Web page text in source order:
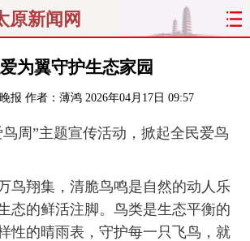
原新闻网
聚焦 太原
关注 文明 出行
曝光 综合 专题
理财 政务 教育
晋月读 最太原 网罗民生
为翼守护生态家园
报 作者：薄鸿 2026年04月17日 09:57
”主题宣传活动，掀起全民爱鸟
翔集，清脆鸟鸣是自然的动人乐
态的鲜活注脚。鸟类是生态平衡的
性的晴雨表，守护每一只飞鸟，就